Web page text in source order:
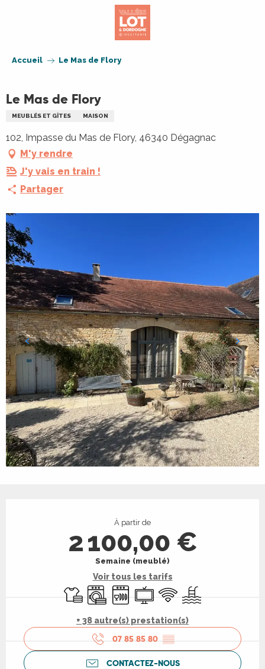
Accueil Le Mas de Flory
Le Mas de Flory
MEUBLÉS ET GÎTES MAISON
102, Impasse du Mas de Flory, 46340 Dégagnac
M'y rendre
J'y vais en train !
Partager
À partir de
2 100,00 €
Semaine (meublé)
Voir tous les tarifs
Draps et linge
Lave lingeLave vaisselle
Télévision
WiFi Piscine
+ 38 autre(s) prestation(s)
07 85 85 80 ▒▒
CONTACTEZ-NOUS